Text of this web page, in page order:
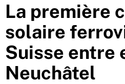
La première
solaire
Suisse entre
Neuchâtel